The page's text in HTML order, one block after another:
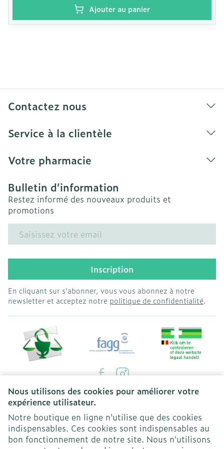
Nous utilisons des cookies pour améliorer votre
expérience utilisateur.
Notre boutique en ligne n'utilise que des cookies
indispensables. Ces cookies sont indispensables au
bon fonctionnement de notre site. Nous n'utilisons
Rincer abondamment sans essorer.
Ne pas donner au nettoyage à sec, ne pas
Conservez vos bas à l'abri de l'humidité et du
soleil à température ambiante.
endommager les bas.
d'une mauvaise utilisation ou d'une
Ajouter au panier
Contactez nous
Service à la clientèle
Votre pharmacie
Bulletin d’information
Restez informé des nouveaux produits et
promotions
Adresse mail
Inscription
En cliquant sur s'abonner, vous vous abonnez à notre
newsletter et acceptez notre politique de confidentialité.
Liens légaux